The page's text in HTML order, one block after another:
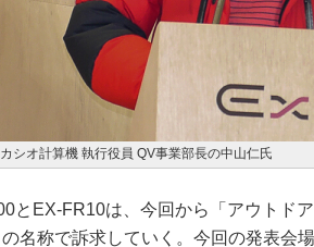
カシオ計算機 執行役員 QV事業部長の中山仁氏
とEX-FR10は、今回から「アウトド
名称で訴求していく。今回の発表会